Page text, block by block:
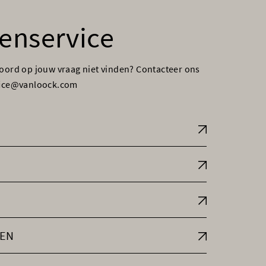
op jouw vraag niet vinden? Contacteer ons